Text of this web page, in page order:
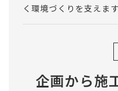
く環境づくりを支えます
企画から施